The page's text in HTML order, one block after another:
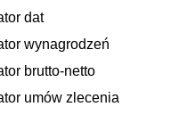
dat
wynagrodzeń
brutto-netto
umów zlecenia